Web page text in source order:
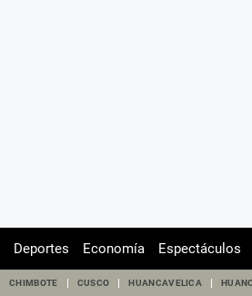
Deportes Economía Espectáculos
CHIMBOTE CUSCO HUANCAVELICA